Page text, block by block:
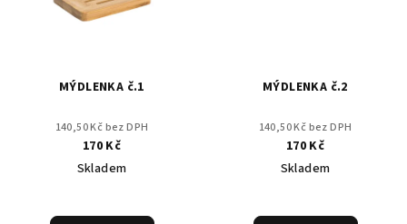
MÝDLENKA č.1
140,50 Kč bez DPH
170 Kč
Skladem
MÝDLENKA č.2
140,50 Kč bez DPH
170 Kč
Skladem